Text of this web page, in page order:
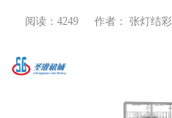
阅读：4249 作者： 张灯结彩